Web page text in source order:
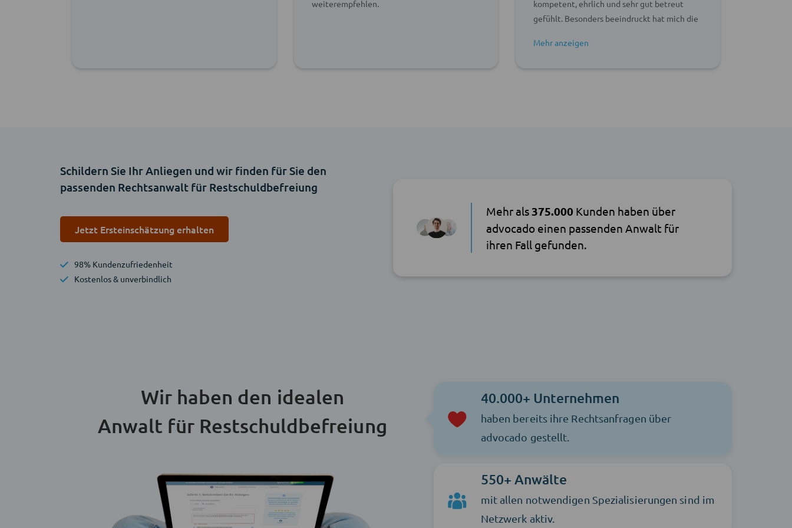
weiterempfehlen.
kompetent, ehrlich und sehr gut betreut
gefühlt. Besonders beeindruckt hat mich die
verständliche Kommunikation. Vielen Dank
Schildern Sie Ihr Anliegen und wir finden für Sie den
passenden Rechtsanwalt für Restschuldbefreiung
Jetzt Ersteinschätzung erhalten
98% Kundenzufriedenheit
Kostenlos & unverbindlich
Mehr als375.000 Kunden haben über
advocado einen passenden Anwalt für
ihren Fall gefunden.
Wir haben den idealen
Anwalt für Restschuldbefreiung
40.000+ Unternehmen
haben bereits ihre Rechtsanfragen über
advocado gestellt.
550+ Anwälte
mit allen notwendigen Spezialisierungen sind im
Netzwerk aktiv.